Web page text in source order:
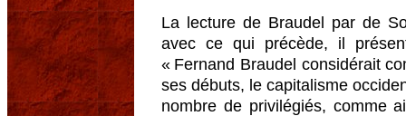
La lecture de Braudel par de
avec ce qui précède, il
« Fernand Braudel considérait
ses débuts, le capitalisme
nombre de privilégiés, comme